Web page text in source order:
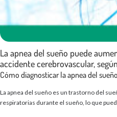
La apnea del sueño puede
accidente cerebrovascular,
Cómo diagnosticar la apnea del
La apnea del sueño es un trastorno del
respiratorias durante el sueño, lo que